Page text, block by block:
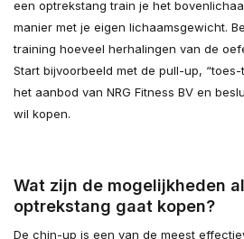
een optrekstang train je het
manier met je eigen lichaamsgewicht.
training hoeveel herhalingen van de
Start bijvoorbeeld met de pull-up,
het aanbod van NRG Fitness BV en
wil kopen.
Wat zijn de mogelijkheden
optrekstang gaat kopen?
De chin-up is een van de meest